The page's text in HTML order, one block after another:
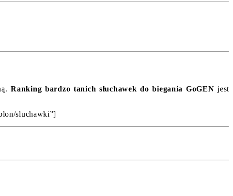
Ranking bardzo tanich słuchawek do biegania GoGEN jest
sluchawki”]